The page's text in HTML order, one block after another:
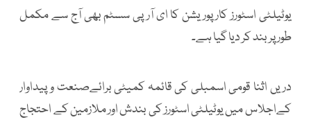
یوٹیلٹی اسٹورز کارپوریشن کا ای آر پی سسٹم بھی آج سے مکمل
طور پر بند کر دیا گیا ہے۔
دریں اثنا قومی اسمبلی کی قائمہ کمیٹی برائےصنعت و پیداوار
کےاجلاس میں یوٹیلٹی اسٹورز کی بندش اور ملازمین کے احتجاج